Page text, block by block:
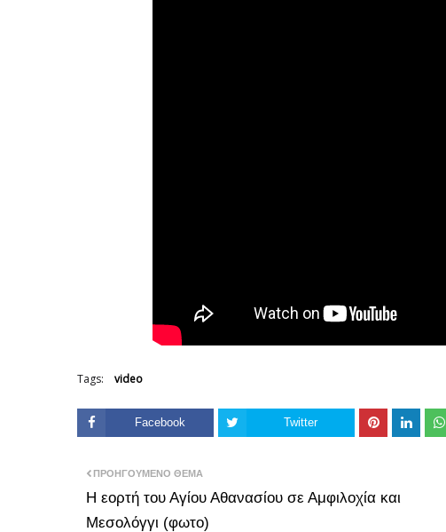
Tags: video
Facebook Twitter
ΠΡΟΗΓΟΎΜΕΝΟ ΘΈΜΑ
Η εορτή του Αγίου Αθανασίου σε Αμφιλοχία και
Μεσολόγγι (φωτο)